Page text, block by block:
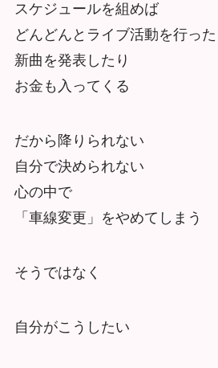
スケジュールを組めば
どんどんとライブ活動を行った
新曲を発表したり
お金も入ってくる
だから降りられない
自分で決められない
心の中で
「車線変更」をやめてしまう
そうではなく
自分がこうしたい